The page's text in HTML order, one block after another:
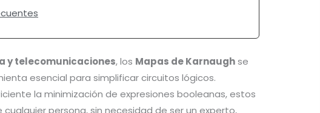
y telecomunicaciones, los Mapas de Karnaughse
esencial para simplificar circuitos lógicos.
la minimización de expresiones booleanas, estos
persona, sin necesidad de ser un experto,